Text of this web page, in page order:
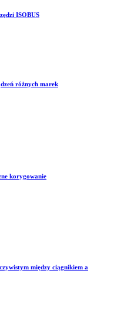
ISOBUS
różnych marek
korygowanie
między ciągnikiem a